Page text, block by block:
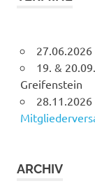
27.06.2026
19. &
Greifenstein
28.11.2026
ARCHIV